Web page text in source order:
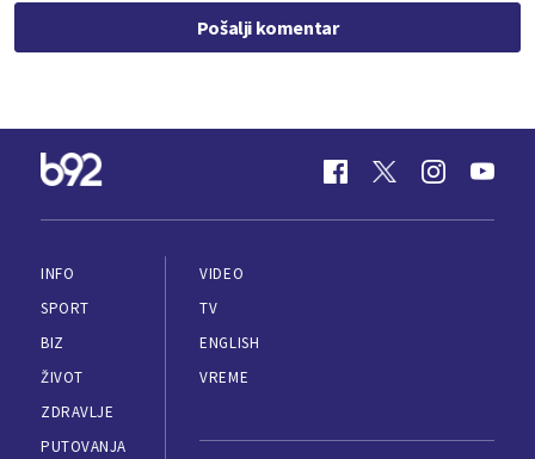
Pošalji komentar
INFO
SPORT
BIZ
ŽIVOT
ZDRAVLJE
PUTOVANJA
VIDEO
TV
ENGLISH
VREME